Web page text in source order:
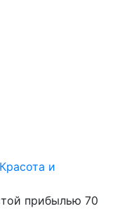
Красота и